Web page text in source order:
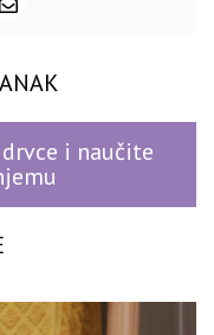
i naučite